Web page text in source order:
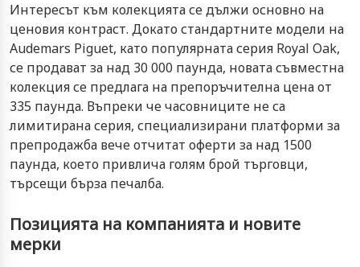
Интересът към колекцията се дължи основно на
ценовия контраст. Докато стандартните модели на
Audemars Piguet, като популярната серия Royal Oak,
се продават за над 30 000 паунда, новата съвместна
колекция се предлага на препоръчителна цена от
335 паунда. Въпреки че часовниците не са
лимитирана серия, специализирани платформи за
препродажба вече отчитат оферти за над 1500
паунда, което привлича голям брой търговци,
търсещи бърза печалба.
Позицията на компанията и новите
мерки